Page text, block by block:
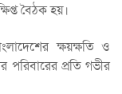
বৈঠক হয়।
ক্ষয়ক্ষতি ও
পরিবারের প্রতি গভীর